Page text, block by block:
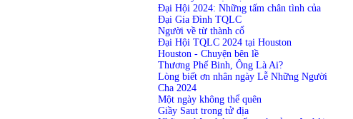
Đại Hội 2024: Những tấm chân tình của
Đại Gia Đình TQLC
Người về từ thành cổ
Đại Hội TQLC 2024 tại Houston
Houston - Chuyện bên lề
Thương Phế Binh, Ông Là Ai?
Lòng biết ơn nhân ngày Lễ Những Người
Cha 2024
Một ngày không thể quên
Giầy Saut trong tử địa